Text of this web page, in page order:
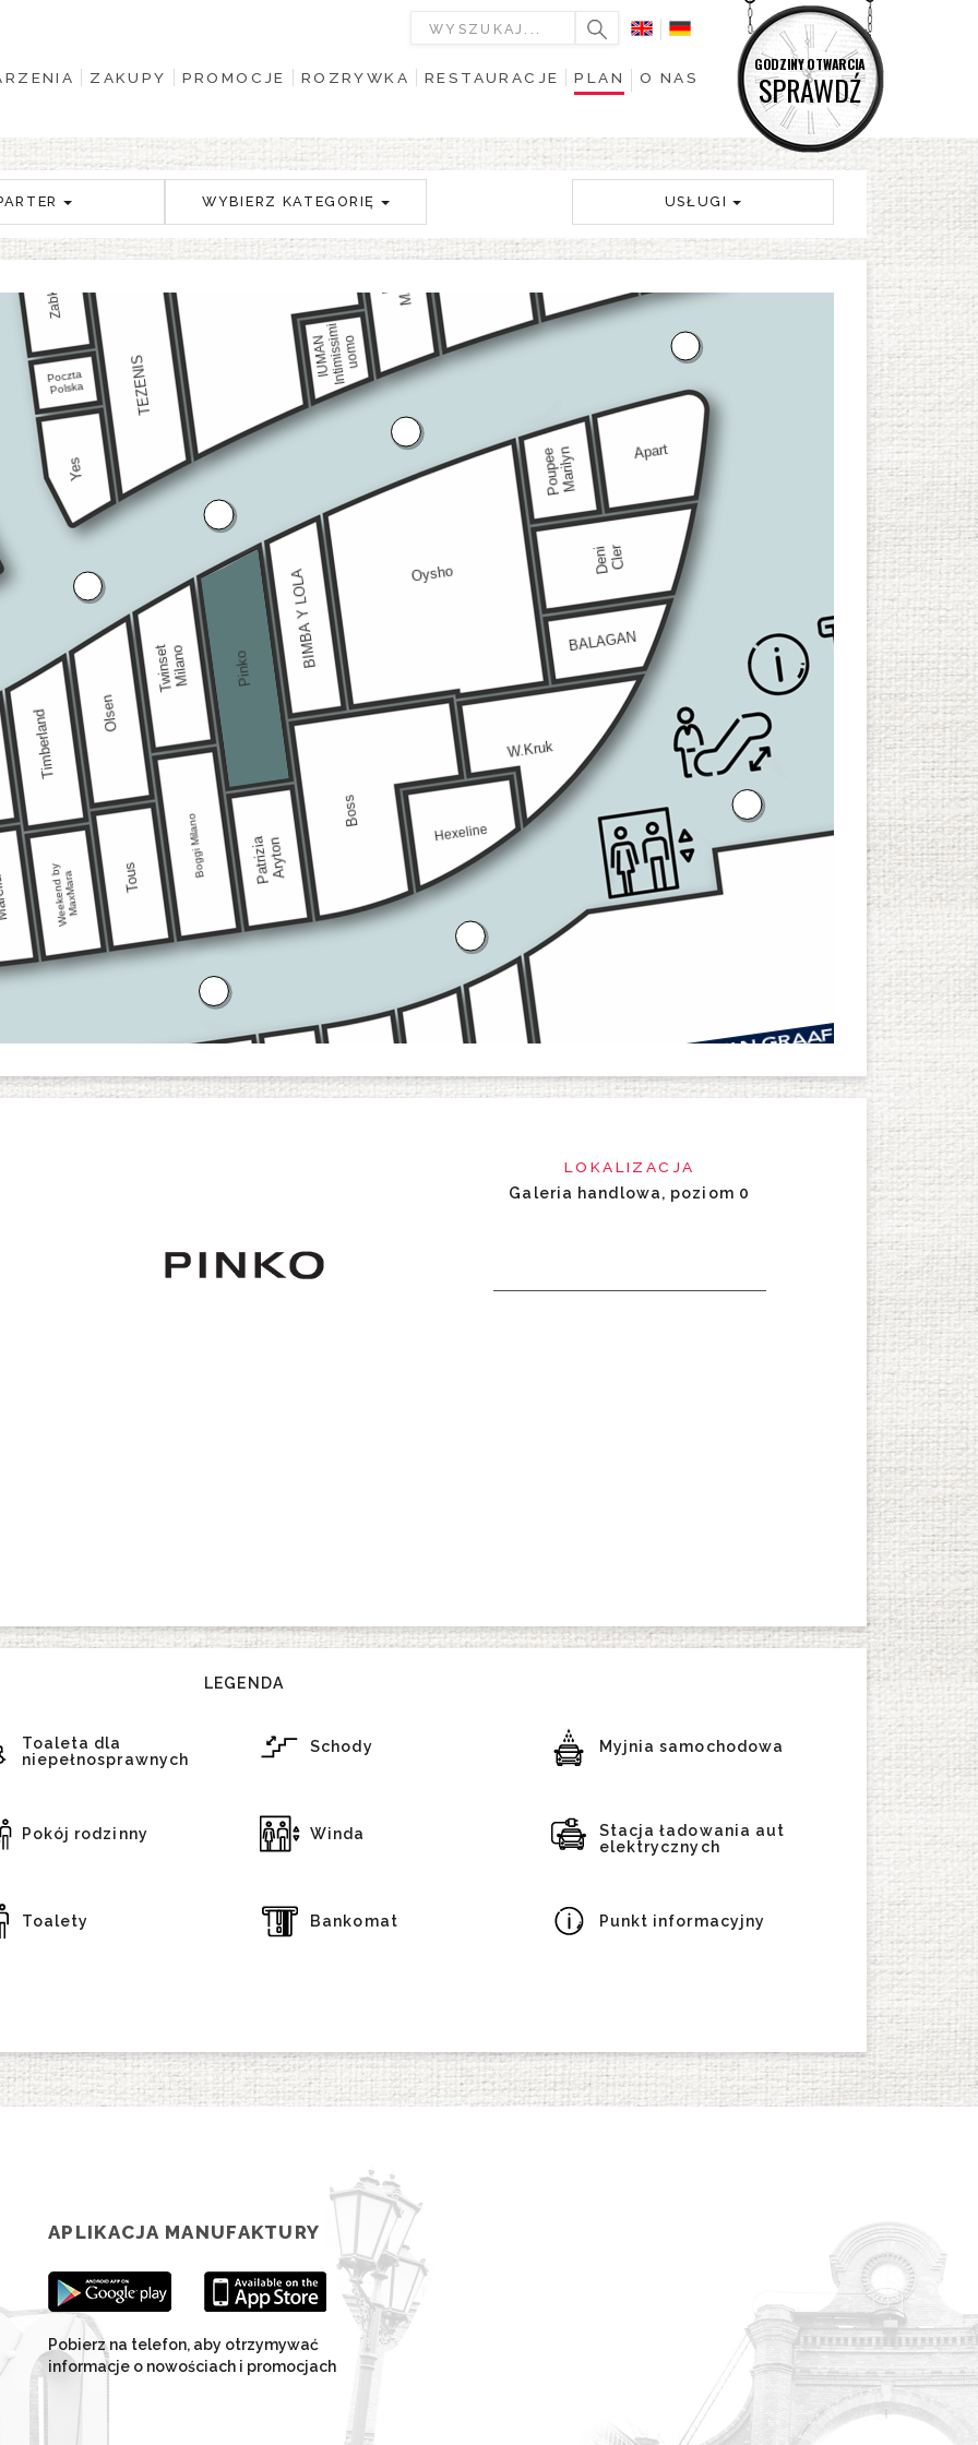
GODZINY OTWARCIA
SPRAWDŹ
ZAKUPY PROMOCJE ROZRYWKA RESTAURACJE PLAN O NAS
WYBIERZ KATEGORIĘ USŁUGI
LOKALIZACJA
Galeria handlowa, poziom 0
LEGENDA
Toaleta dla
niepełnosprawnych
Schody Myjnia samochodowa
Pokój rodzinny Winda
Stacja ładowania aut
elektrycznych
Toalety Bankomat Punkt informacyjny
APLIKACJA MANUFAKTURY
Pobierz na telefon, aby otrzymywać
informacje o nowościach i promocjach